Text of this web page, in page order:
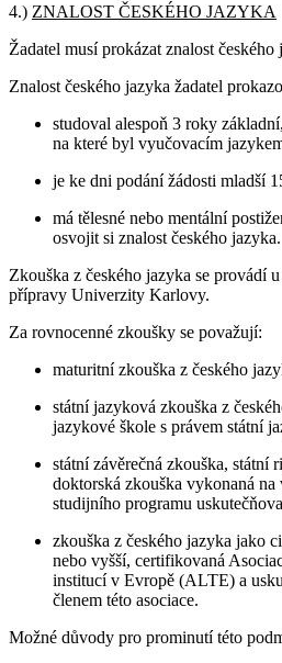
4.) ZNALOST ČESKÉHO JAZYKA
Žadatel musí prokázat znalost českého
Znalost českého jazyka žadatel
studoval alespoň 3 roky
na které byl vyučovacím
je ke dni podání žádosti mladší
má tělesné nebo mentální
osvojit si znalost českého jazyka.
Zkouška z českého jazyka se provádí
přípravy Univerzity Karlovy.
Za rovnocenné zkoušky se považují:
maturitní zkouška z českého
státní jazyková zkouška z
jazykové škole s právem státní
státní závěrečná zkouška, státní
doktorská zkouška vykonaná
studijního programu
zkouška z českého jazyka jako
nebo vyšší, certifikovaná
institucí v Evropě (ALTE) a
členem této asociace.
Možné důvody pro prominutí této